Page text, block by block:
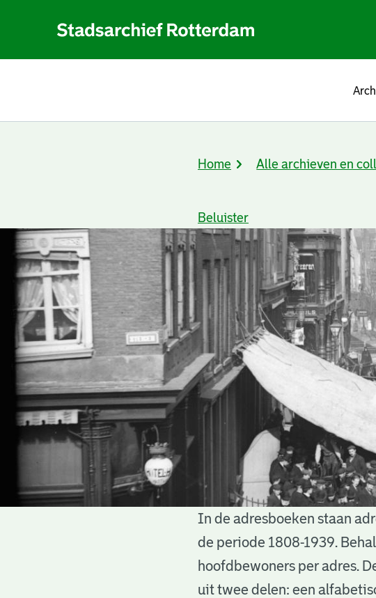
Kruimelpad
Home Alle archieven en
Beluister
AdresboekenIn de adresboeken staan
de periode 1808-1939.
hoofdbewoners per adres.
uit twee delen: een